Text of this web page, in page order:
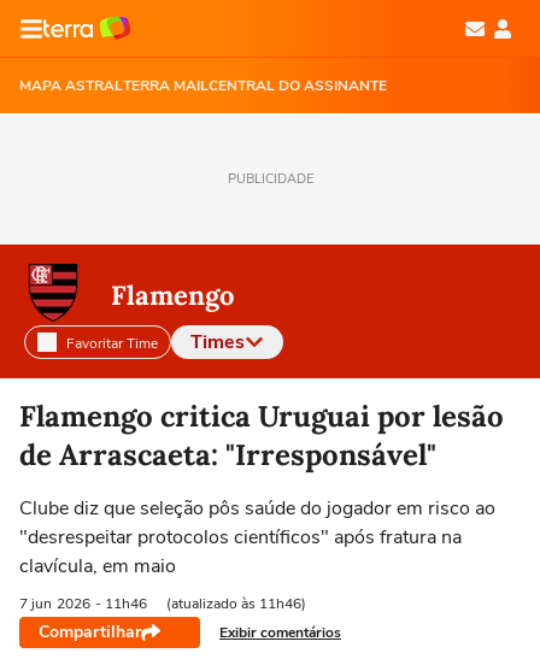
MAPA ASTRALTERRA MAILCENTRAL DO ASSINANTE
PUBLICIDADE
Flamengo
Favoritar Time Times
Selecione o time para ver as notícias
Flamengo critica Uruguai por lesão
de Arrascaeta: "Irresponsável"
Clube diz que seleção pôs saúde do jogador em risco ao
"desrespeitar protocolos científicos" após fratura na
clavícula, em maio
7 jun 2026 - 11h46 (atualizado às 11h46)
Compartilhar Exibir comentários